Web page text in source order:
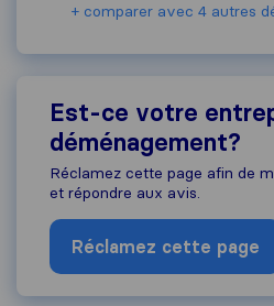
+ comparer avec 4 autres
Est-ce votre
déménagement?
Réclamez cette page afin de
et répondre aux avis.
Réclamez cette page